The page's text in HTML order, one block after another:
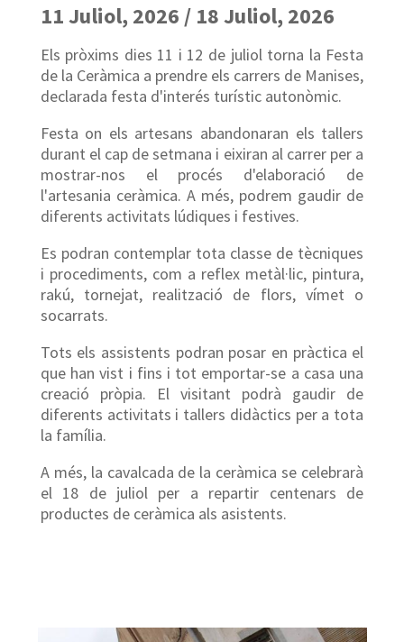
11 Juliol, 2026 / 18 Juliol, 2026
Els pròxims dies 11 i 12 de juliol torna la Festa
de la Ceràmica a prendre els carrers de Manises,
declarada festa d'interés turístic autonòmic.
Festa on els artesans abandonaran els tallers
durant el cap de setmana i eixiran al carrer per a
mostrar-nos el procés d'elaboració de
l'artesania ceràmica. A més, podrem gaudir de
diferents activitats lúdiques i festives.
Es podran contemplar tota classe de tècniques
i procediments, com a reflex metàl·lic, pintura,
rakú, tornejat, realització de flors, vímet o
socarrats.
Tots els assistents podran posar en pràctica el
que han vist i fins i tot emportar-se a casa una
creació pròpia. El visitant podrà gaudir de
diferents activitats i tallers didàctics per a tota
la família.
A més, la cavalcada de la ceràmica se celebrarà
el 18 de juliol per a repartir centenars de
productes de ceràmica als asistents.